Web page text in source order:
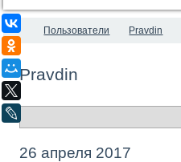
Мой Мир
Пользователи Pravdin
Pravdin
26 апреля 2017